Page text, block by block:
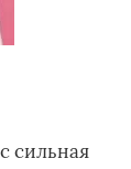
сильная